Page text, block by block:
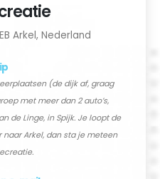
Arkel, Nederland
(de dijk af, graag
met meer dan 2 auto’s,
de Linge, in Spijk. Je loopt de
Arkel, dan sta je meteen